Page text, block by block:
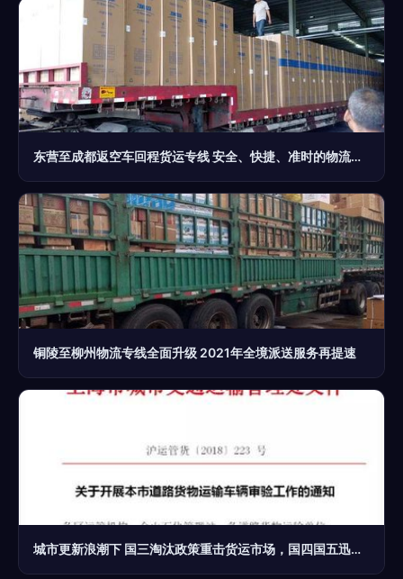
东营至成都返空车回程货运专线 安全、快捷、准时的物流保障
铜陵至柳州物流专线全面升级 2021年全境派送服务再提速
城市更新浪潮下 国三淘汰政策重击货运市场，国四国五迅速贬值